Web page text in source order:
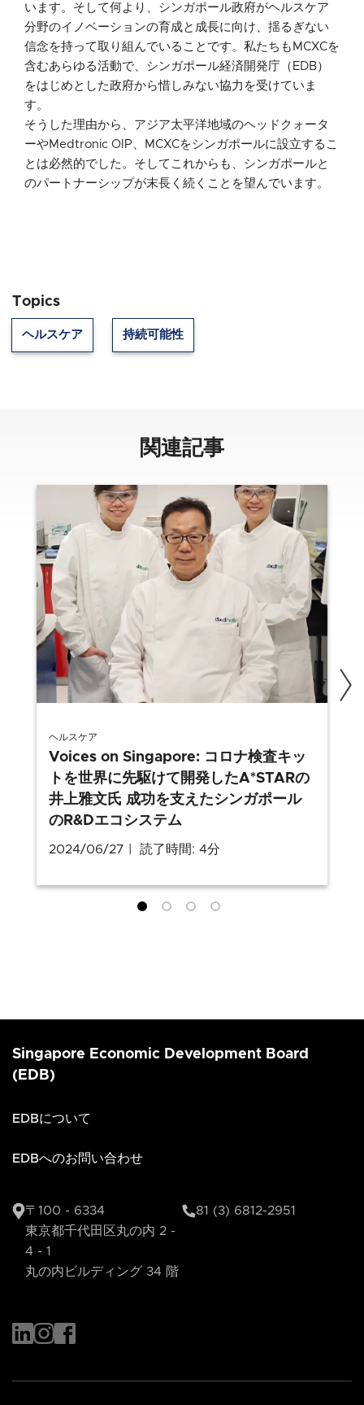
います。そして何より、シンガポール政府がヘルスケア
分野のイノベーションの育成と成長に向け、揺るぎない
信念を持って取り組んでいることです。私たちもMCXCを
含むあらゆる活動で、シンガポール経済開発庁（EDB）
をはじめとした政府から惜しみない協力を受けていま
す。
そうした理由から、アジア太平洋地域のヘッドクォータ
ーやMedtronic OIP、MCXCをシンガポールに設立するこ
とは必然的でした。そしてこれからも、シンガポールと
のパートナーシップが末長く続くことを望んでいます。
Topics
ヘルスケア 持続可能性
関連記事
ヘルスケア
Voices on Singapore: コロナ検査キッ
トを世界に先駆けて開発したA*STARの
井上雅文氏 成功を支えたシンガポール
のR&Dエコシステム
2024/06/27 読了時間: 4分
Singapore Economic Development Board
(EDB)
EDBについて
EDBへのお問い合わせ
〒100 - 6334
東京都千代田区丸の内 2 -
4 - 1
丸の内ビルディング 34 階
81 (3) 6812-2951